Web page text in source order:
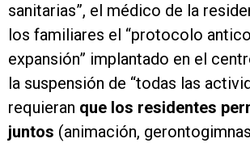
sanitarias”, el médico de la
los familiares el “protocolo
expansión” implantado en el
la suspensión de “todas las
requieran que los residentes
juntos (animación,